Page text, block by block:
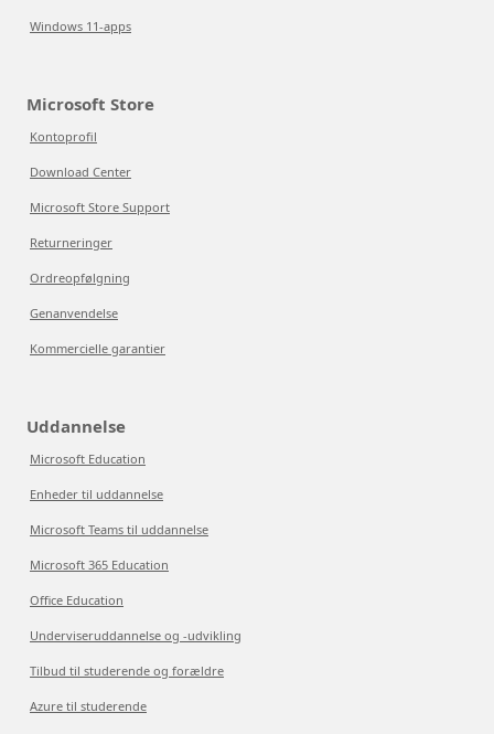
Windows 11-apps
Microsoft Store
Kontoprofil
Download Center
Microsoft Store Support
Returneringer
Ordreopfølgning
Genanvendelse
Kommercielle garantier
Uddannelse
Microsoft Education
Enheder til uddannelse
Microsoft Teams til uddannelse
Microsoft 365 Education
Office Education
Underviseruddannelse og -udvikling
Tilbud til studerende og forældre
Azure til studerende